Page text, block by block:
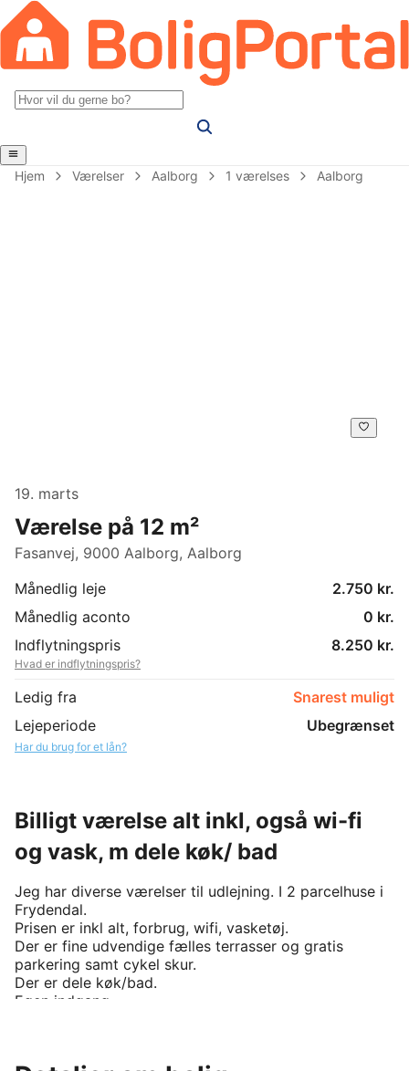
Hjem Værelser Aalborg 1 værelses Aalborg
19. marts
Værelse på 12 m²
Fasanvej, 9000 Aalborg, Aalborg
Månedlig leje
2.750 kr.
Månedlig aconto
0 kr.
Indflytningspris
8.250 kr.
Hvad er indflytningspris?
Ledig fra
Snarest muligt
Lejeperiode
Ubegrænset
Har du brug for et lån?
Billigt værelse alt inkl, også wi-fi
og vask, m dele køk/ bad
Jeg har diverse værelser til udlejning. I 2 parcelhuse i
Frydendal.
Prisen er inkl alt, forbrug, wifi, vasketøj.
Der er fine udvendige fælles terrasser og gratis
parkering samt cykel skur.
Der er dele køk/bad.
Egen indgang.